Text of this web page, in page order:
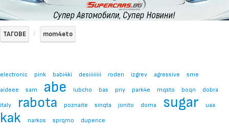
ТАГОВЕ mom4eto
electronic pink babi4ki desiiiiiiii roden izgrev agressive
sme
aideee
sam abe lubcho bas pny park4e mqsto boqn
dobra
italy
rabota poznaite sinqta jonito doma sugar uaa
kak narkos sprqmo dupence